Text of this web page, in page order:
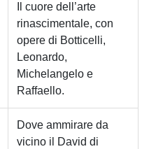
Il cuore dell’arte
rinascimentale, con
opere di Botticelli,
Leonardo,
Michelangelo e
Raffaello.
Dove ammirare da
vicino il David di